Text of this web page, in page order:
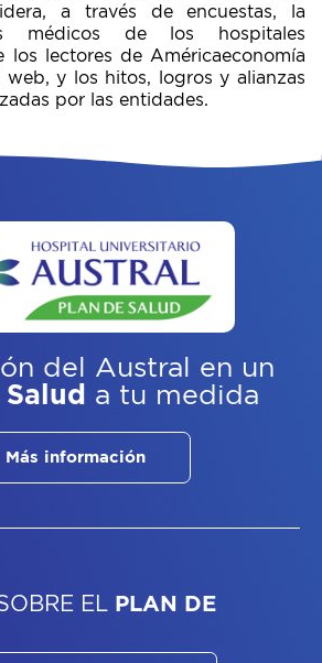
a través de encuestas, la
médicos de los hospitales
los lectores de Américaeconomía
y los hitos, logros y alianzas
por las entidades.
del Austral
en un
a tu medida
Más información